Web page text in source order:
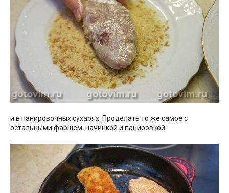
и в панировочных сухарях. Проделать то же самое с
остальными фаршем. начинкой и панировкой.